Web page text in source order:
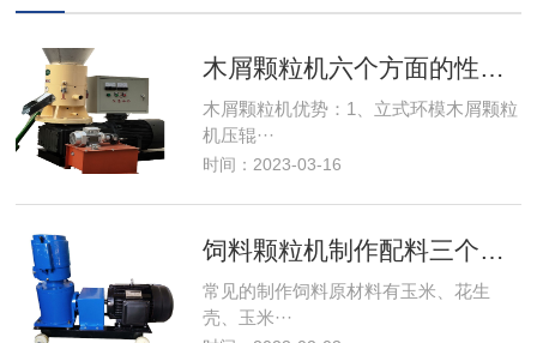
木屑颗粒机优势：1、立式环模木屑颗粒
机压辊···
时间：2023-03-16
常见的制作饲料原材料有玉米、花生
壳、玉米···